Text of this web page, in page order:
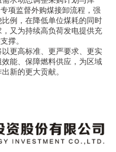
项监督外购煤接卸流程，强
例，在降低单位煤耗的同时
又为持续高负荷发电提供充
撑。
更高标准、更严要求、更实
能、保障燃料供应，为区域
新的更大贡献。